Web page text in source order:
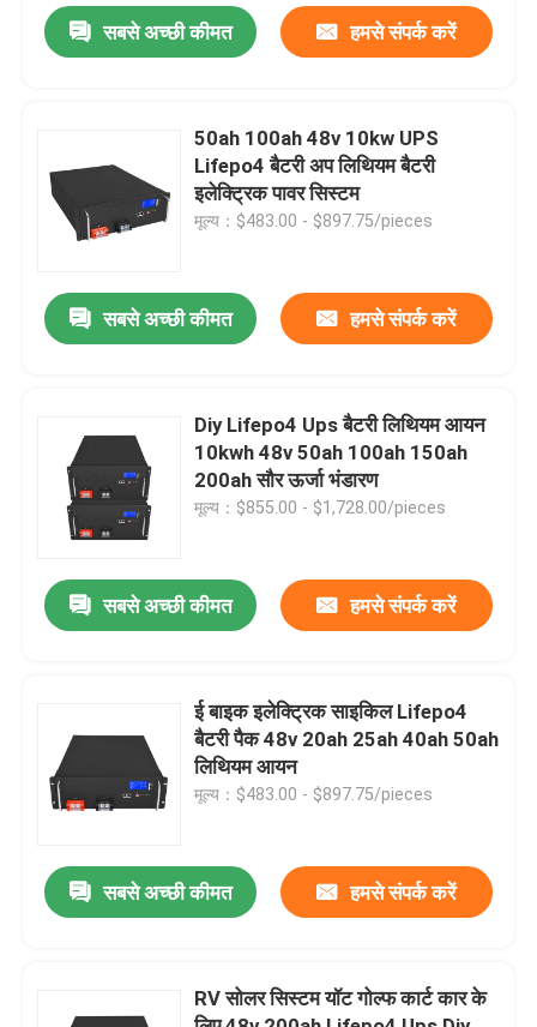
होम
संपर्क
वीडियो
12V LiFePO4 बैटरी
24V Lifepo4 बैटरी
लिथियम पोर्टेबल पावर स्टेशन
सबसे अच्छी कीमत हमसे संपर्क करें
50ah 100ah 48v 10kw UPS
Lifepo4 बैटरी अप लिथियम बैटरी
इलेक्ट्रिक पावर सिस्टम
मूल्य：$483.00 - $897.75/pieces
सबसे अच्छी कीमत हमसे संपर्क करें
Diy Lifepo4 Ups बैटरी लिथियम आयन
10kwh 48v 50ah 100ah 150ah
200ah सौर ऊर्जा भंडारण
मूल्य：$855.00 - $1,728.00/pieces
सबसे अच्छी कीमत हमसे संपर्क करें
ई बाइक इलेक्ट्रिक साइकिल Lifepo4
बैटरी पैक 48v 20ah 25ah 40ah 50ah
लिथियम आयन
मूल्य：$483.00 - $897.75/pieces
सबसे अच्छी कीमत हमसे संपर्क करें
RV सोलर सिस्टम यॉट गोल्फ कार्ट कार के